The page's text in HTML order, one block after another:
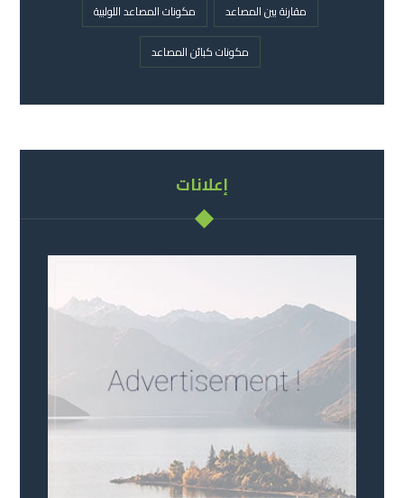
مقارنة بين المصاعد
مكونات المصاعد اللولبية
مكونات كبائن المصاعد
إعلانات